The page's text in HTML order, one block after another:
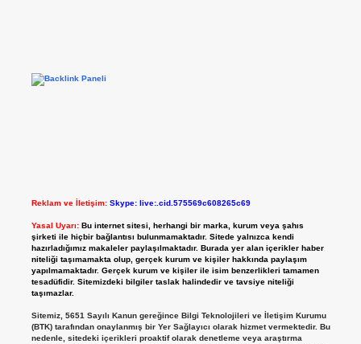
Reklam ve İletişim: Skype: live:.cid.575569c608265c69
Yasal Uyarı: Bu internet sitesi, herhangi bir marka, kurum veya şahıs
şirketi ile hiçbir bağlantısı bulunmamaktadır. Sitede yalnızca kendi
hazırladığımız makaleler paylaşılmaktadır. Burada yer alan içerikler haber
niteliği taşımamakta olup, gerçek kurum ve kişiler hakkında paylaşım
yapılmamaktadır. Gerçek kurum ve kişiler ile isim benzerlikleri tamamen
tesadüfidir. Sitemizdeki bilgiler taslak halindedir ve tavsiye niteliği
taşımazlar.
Sitemiz, 5651 Sayılı Kanun gereğince Bilgi Teknolojileri ve İletişim Kurumu
(BTK) tarafından onaylanmış bir Yer Sağlayıcı olarak hizmet vermektedir. Bu
nedenle, sitedeki içerikleri proaktif olarak denetleme veya araştırma